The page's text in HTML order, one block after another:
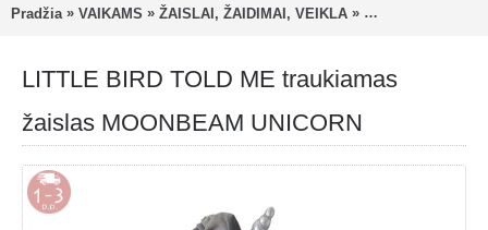
Pradžia » VAIKAMS » ŽAISLAI, ŽAIDIMAI, VEIKLA » Traukiami,
LITTLE BIRD TOLD ME traukiamas
žaislas MOONBEAM UNICORN